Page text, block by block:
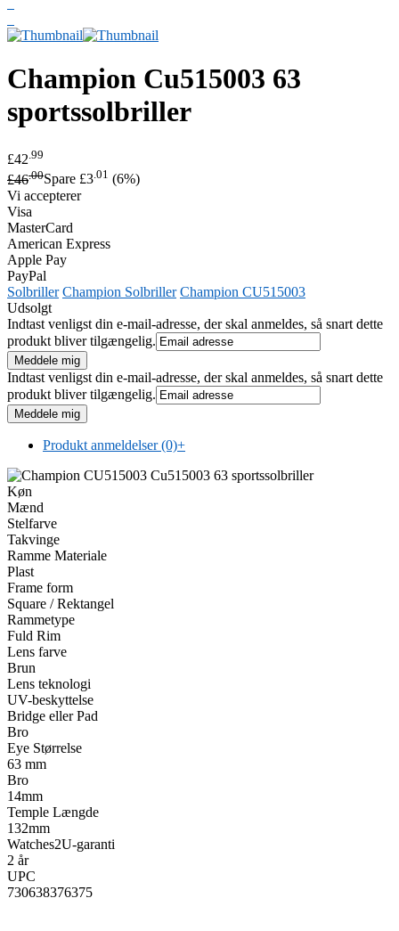
Champion Cu515003 63
sportssolbriller
£42 .99
£46.00Spare £3.01 (6%)
Vi accepterer
Visa
MasterCard
American Express
Apple Pay
PayPal
Solbriller Champion Solbriller Champion CU515003
Udsolgt
Indtast venligst din e-mail-adresse, der skal anmeldes, så snart dette
produkt bliver tilgængelig.
Indtast venligst din e-mail-adresse, der skal anmeldes, så snart dette
produkt bliver tilgængelig.
Produkt anmeldelser (0)+
Køn
Mænd
Stelfarve
Takvinge
Ramme Materiale
Plast
Frame form
Square / Rektangel
Rammetype
Fuld Rim
Lens farve
Brun
Lens teknologi
UV-beskyttelse
Bridge eller Pad
Bro
Eye Størrelse
63 mm
Bro
14mm
Temple Længde
132mm
Watches2U-garanti
2 år
UPC
730638376375